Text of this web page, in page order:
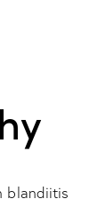
blandiitis